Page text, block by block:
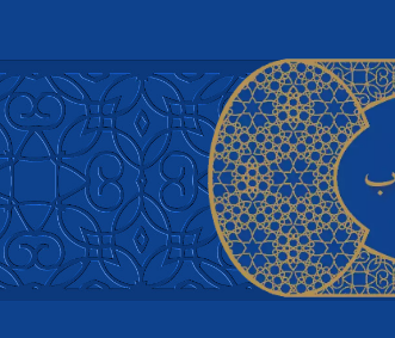
کور پاڼه
سپیڅلی کتاب په دري ژبه
نور: بلوچی · هزاره · ترکمن
د مبایل اپلېکېشنونو